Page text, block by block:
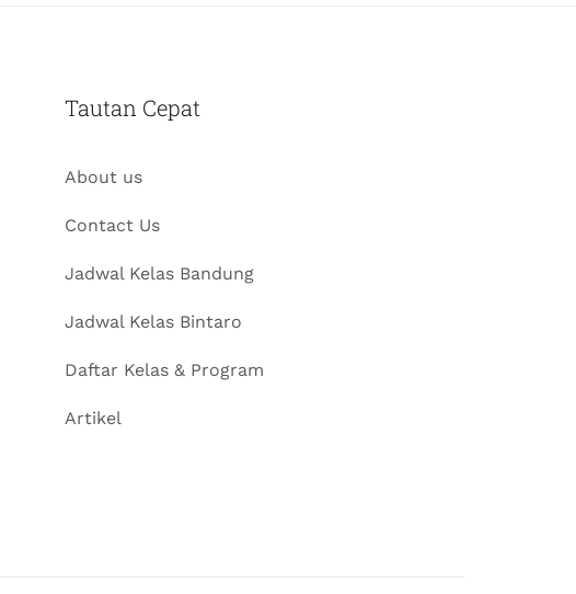
Tautan Cepat
About us
Contact Us
Jadwal Kelas Bandung
Jadwal Kelas Bintaro
Daftar Kelas & Program
Artikel